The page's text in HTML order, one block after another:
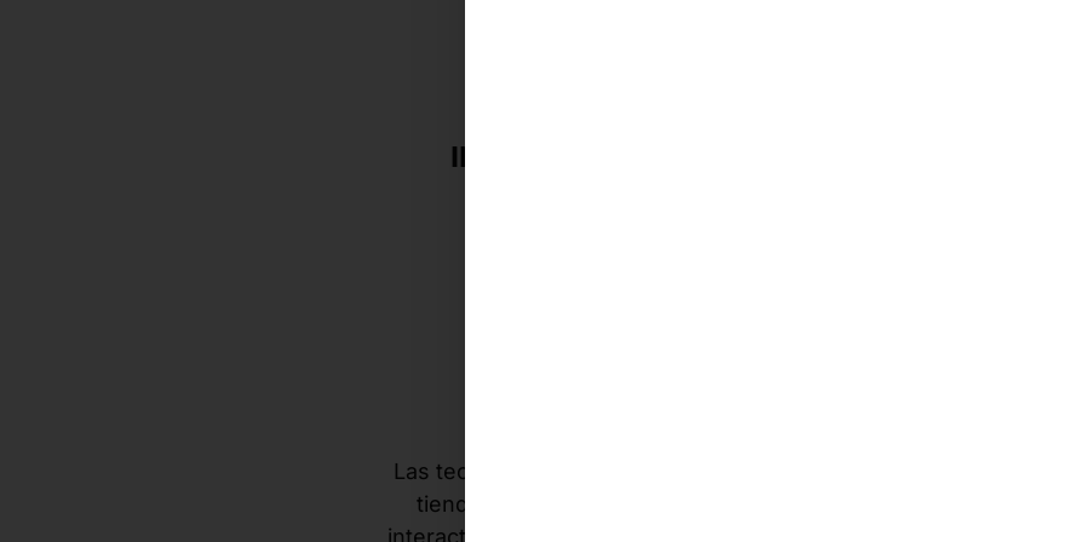
INNOVACIONES DIGITALES PARA TIENDAS
Las tecnologías modernas están revolucionando la experiencia
tiendas de moda. Nuestros «espejos inteligentes» permiten
interactivas, en las que los clientes pueden probarse virtualmente